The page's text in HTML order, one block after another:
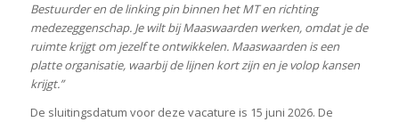
Bestuurder en de linking pin binnen het MT en richting
medezeggenschap. Je wilt bij Maaswaarden werken, omdat je de
ruimte krijgt om jezelf te ontwikkelen. Maaswaarden is een
platte organisatie, waarbij de lijnen kort zijn en je volop kansen
krijgt.”
De sluitingsdatum voor deze vacature is 15 juni 2026. De